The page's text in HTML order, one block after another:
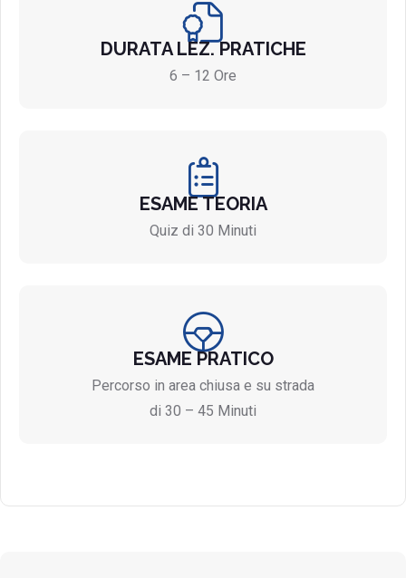
DURATA LEZ. PRATICHE
6 – 12 Ore
ESAME TEORIA
Quiz di 30 Minuti
ESAME PRATICO
Percorso in area chiusa e su strada
di 30 – 45 Minuti